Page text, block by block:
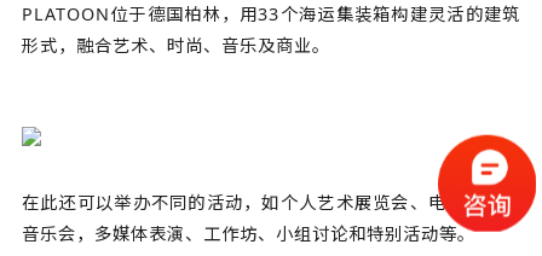
PLATOON位于德国柏林，用33个海运集装箱构建灵活的建筑
形式，融合艺术、时尚、音乐及商业。
在此还可以举办不同的活动，如个人艺术展览会、电影之夜、
音乐会，多媒体表演、工作坊、小组讨论和特别活动等。